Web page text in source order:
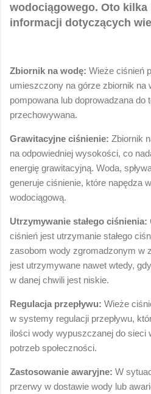
wodociągowego. Oto kilka
informacji dotyczących
Zbiornik na wodę: Wieże ciśnień
umieszczony na górze zbiornik na
pompowana lub doprowadzana do
przechowywana.
Grawitacyjne ciśnienie: Zbiornik
na odpowiedniej wysokości, co
energię grawitacyjną. Woda,
generuje ciśnienie, które napędza
wodociągową.
Utrzymywanie stałego ciśnienia:
ciśnień jest utrzymanie stałego
zasobom wody zgromadzonym w
jest utrzymywane nawet wtedy,
w danej chwili jest niskie.
Regulacja przepływu: Wieże
w systemy regulacji przepływu,
ilości wody wypuszczanej do sieci
potrzeb społeczności.
Zastosowanie awaryjne: W
przerwy w dostawie wody lub